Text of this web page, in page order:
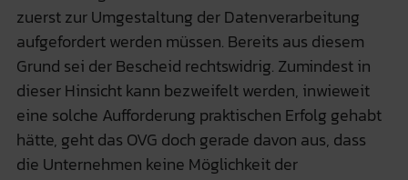
zuerst zur Umgestaltung der Datenverarbeitung
aufgefordert werden müssen. Bereits aus diesem
Grund sei der Bescheid rechtswidrig. Zumindest in
dieser Hinsicht kann bezweifelt werden, inwieweit
eine solche Aufforderung praktischen Erfolg gehabt
hätte, geht das OVG doch gerade davon aus, dass
die Unternehmen keine Möglichkeit der